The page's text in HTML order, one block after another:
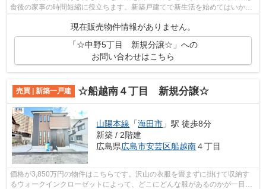
食後の家事の時間短縮に役立ちます。新築戸建てで新生活を始めてはいかが
現在販売物件情報がありません。
「☆中野5丁目 新規分譲☆」への
お問い合わせはこちら
売買 | 新築一戸建 ☆船越南４丁目 新規分譲☆
山陽本線 「海田市 」駅 徒歩8分
新築 / 2階建
広島県広島市安芸区船越南４丁目
価格が3,850万円の物件はこちらです。沢山の衣服を畳まずに掛けて収納す
るウォークインクローゼットによって、どこにどんな服があるのかが一目で